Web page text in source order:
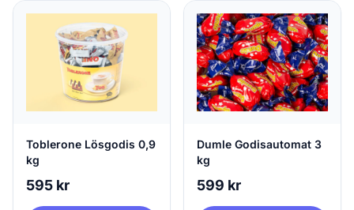
Toblerone Lösgodis 0,9
kg
595 kr
Dumle Godisautomat 3
kg
599 kr